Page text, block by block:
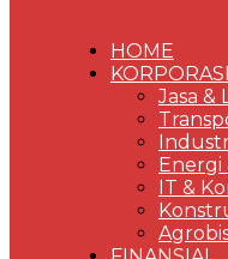
HOME
Jasa &
Energi
IT &